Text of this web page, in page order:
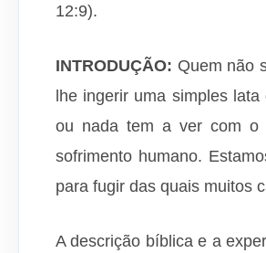
12:9).
INTRODUÇÃO: Quem não
lhe ingerir uma simples
ou nada tem a ver com o
sofrimento humano.
para fugir das quais muitos
A descrição bíblica e a